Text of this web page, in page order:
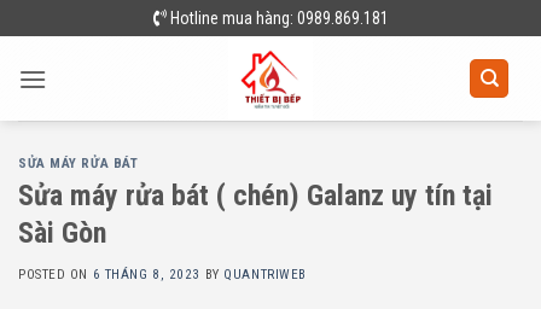
to
content
Hotline mua hàng: 0989.869.181
SỬA MÁY RỬA BÁT
Sửa máy rửa bát ( chén) Galanz uy tín tại
Sài Gòn
POSTED ON 6 THÁNG 8, 2023 BY QUANTRIWEB